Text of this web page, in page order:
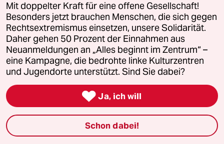
S StefanMaria
30.03.2023,20:35 Uhr
Im Zusammenhang mit Lützerath und anderen
Projekten waren die Grünen totale Versager.
Jetzt sind sie nur Verlierer. geht doch aufwärts
- oder? Die Richtung stimmt doch. Angst
macht mir aber die SPD. Die hat momentan
nicht mal ansatzweise ein Ziel, das erkennbar
wäre. Das einzige Ziel scheint die Bereitschaft,
populistisch Stimmengeber zu sein. Meist wohl
Mit doppelter Kraft für eine offene Gesellschaft!
Besonders jetzt brauchen Menschen, die sich gegen
Rechtsextremismus einsetzen, unsere Solidarität.
Daher gehen 50 Prozent der Einnahmen aus
Neuanmeldungen an „Alles beginnt im Zentrum“ –
eine Kampagne, die bedrohte linke Kulturzentren
und Jugendorte unterstützt. Sind Sie dabei?
 Ja, ich will
Schon dabei!